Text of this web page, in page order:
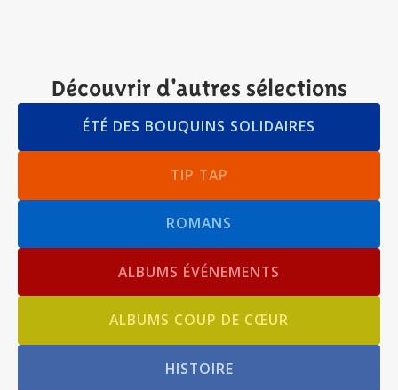
Découvrir d'autres sélections
ÉTÉ DES BOUQUINS SOLIDAIRES
TIP TAP
ROMANS
ALBUMS ÉVÉNEMENTS
ALBUMS COUP DE CŒUR
HISTOIRE